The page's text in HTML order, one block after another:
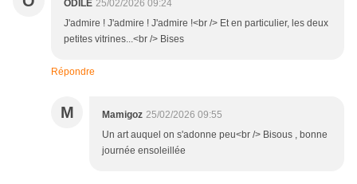
ODILE 25/02/2026 09:24
J'admire ! J'admire ! J'admire !<br /> Et en particulier, les deux
petites vitrines...<br /> Bises
Répondre
M Mamigoz 25/02/2026 09:55
Un art auquel on s'adonne peu<br /> Bisous , bonne
journée ensoleillée